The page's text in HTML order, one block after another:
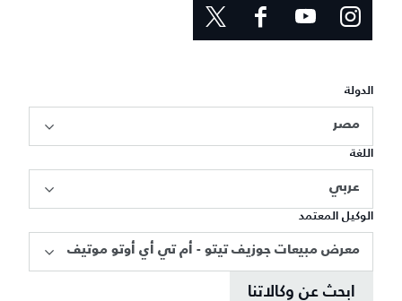
الدولة
مصر
اللغة
عربي
الوكيل المعتمد
معرض مبيعات جوزيف تيتو - أم تي أي أوتو موتيف
ابحث عن وكالاتنا